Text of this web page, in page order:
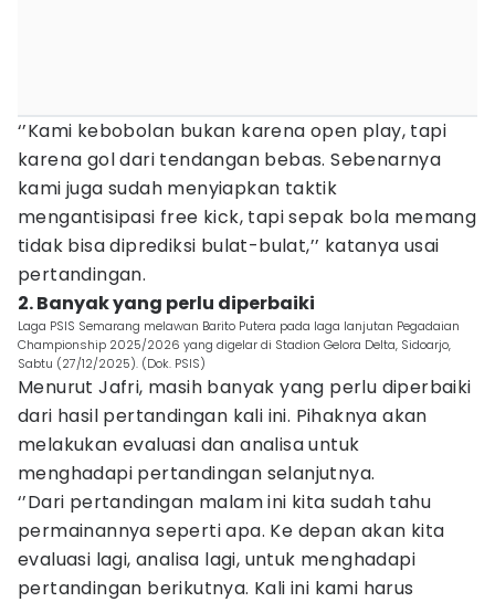
‘’Kami kebobolan bukan karena open play, tapi
karena gol dari tendangan bebas. Sebenarnya
kami juga sudah menyiapkan taktik
mengantisipasi free kick, tapi sepak bola memang
tidak bisa diprediksi bulat-bulat,’’ katanya usai
pertandingan.
2. Banyak yang perlu diperbaiki
Laga PSIS Semarang melawan Barito Putera pada laga lanjutan Pegadaian
Championship 2025/2026 yang digelar di Stadion Gelora Delta, Sidoarjo,
Sabtu (27/12/2025). (Dok. PSIS)
Menurut Jafri, masih banyak yang perlu diperbaiki
dari hasil pertandingan kali ini. Pihaknya akan
melakukan evaluasi dan analisa untuk
menghadapi pertandingan selanjutnya.
‘’Dari pertandingan malam ini kita sudah tahu
permainannya seperti apa. Ke depan akan kita
evaluasi lagi, analisa lagi, untuk menghadapi
pertandingan berikutnya. Kali ini kami harus